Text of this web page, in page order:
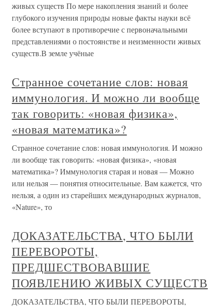
живых существ По мере накопления знаний и более
глубокого изучения природы новые факты науки всё
более вступают в противоречие с первоначальными
представлениями о постоянстве и неизменности живых
существ.В земле учёные
Странное сочетание слов: новая
иммунология. И можно ли вообще
так говорить: «новая физика»,
«новая математика»?
Странное сочетание слов: новая иммунология. И можно
ли вообще так говорить: «новая физика», «новая
математика»? Иммунология старая и новая — Можно
или нельзя — понятия относительные. Вам кажется, что
нельзя, а один из старейших международных журналов,
«Nature», то
ДОКАЗАТЕЛЬСТВА, ЧТО БЫЛИ
ПЕРЕВОРОТЫ,
ПРЕДШЕСТВОВАВШИЕ
ПОЯВЛЕНИЮ ЖИВЫХ СУЩЕСТВ
ДОКАЗАТЕЛЬСТВА, ЧТО БЫЛИ ПЕРЕВОРОТЫ,